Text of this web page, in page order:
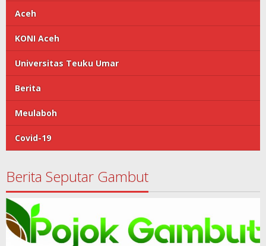
Aceh
KONI Aceh
Universitas Teuku Umar
Berita
Meulaboh
Covid-19
Berita Seputar Gambut